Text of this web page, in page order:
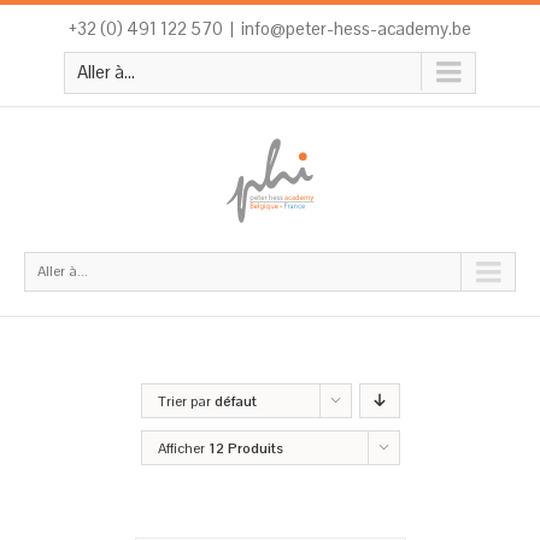
+32 (0) 491 122 570 | info@peter-hess-academy.be
Aller à...
Aller à...
Trier pardéfaut
Afficher 12 Produits